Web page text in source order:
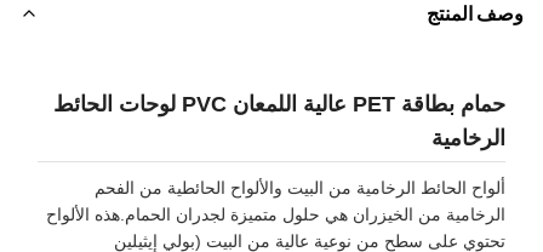
المنتج
حمام بطاقة PET عالية اللمعان PVC لوحات الحائط
الرخامية
ألواح الحائط الرخامية من البيت والألواح الحائطية من الفحم
الرخامية من الخيزران هي حلول متميزة لجدران الحمام.هذه الألواح
تحتوي على سطح من نوعية عالية من البيت (بولي إيثيلين